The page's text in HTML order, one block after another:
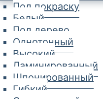
Под покраску
Белый
Под дерево
Однотонный
Высокий
Ламинированный
Шпонированный
Гибкий